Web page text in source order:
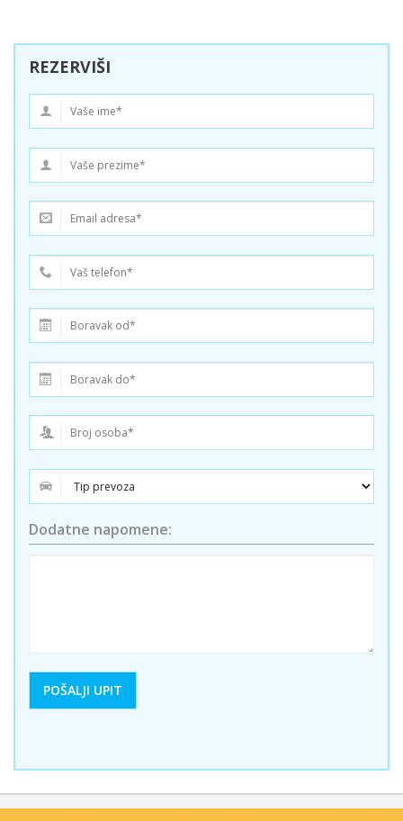
REZERVIŠI
Dodatne napomene: